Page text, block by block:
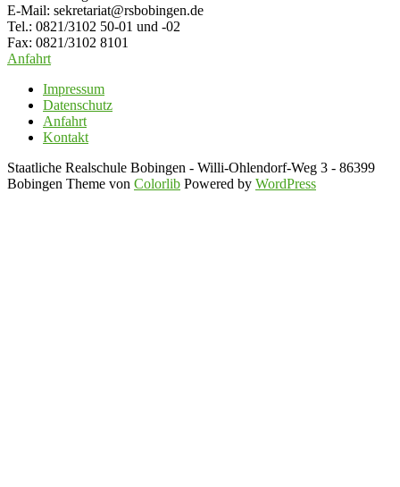
E-Mail: sekretariat@rsbobingen.de
Tel.: 0821/3102 50-01 und -02
Fax: 0821/3102 8101
Anfahrt
Impressum
Datenschutz
Anfahrt
Kontakt
Staatliche Realschule Bobingen - Willi-Ohlendorf-Weg 3 - 86399
Bobingen Theme von Colorlib Powered by WordPress